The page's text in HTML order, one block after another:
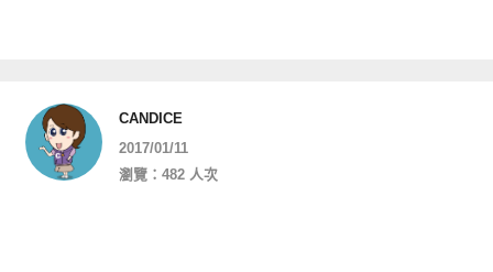
CANDICE
2017/01/11
瀏覽：482 人次